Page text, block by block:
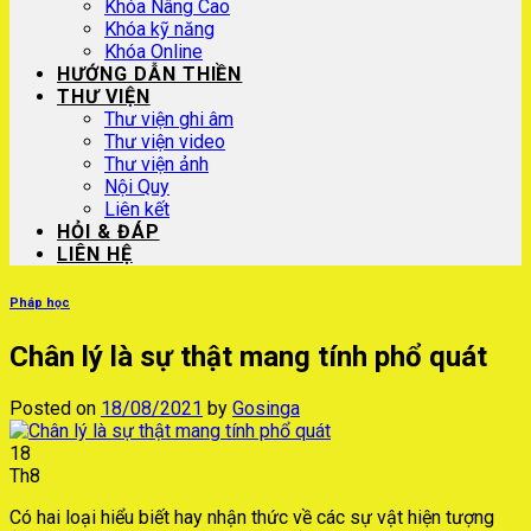
Khóa Nâng Cao
Khóa kỹ năng
Khóa Online
HƯỚNG DẪN THIỀN
THƯ VIỆN
Thư viện ghi âm
Thư viện video
Thư viện ảnh
Nội Quy
Liên kết
HỎI & ĐÁP
LIÊN HỆ
Pháp học
Chân lý là sự thật mang tính phổ quát
Posted on 18/08/2021 by Gosinga
18
Th8
Có hai loại hiểu biết hay nhận thức về các sự vật hiện tượng